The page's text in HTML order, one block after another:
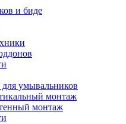
и биде
умывальников
монтаж
монтаж